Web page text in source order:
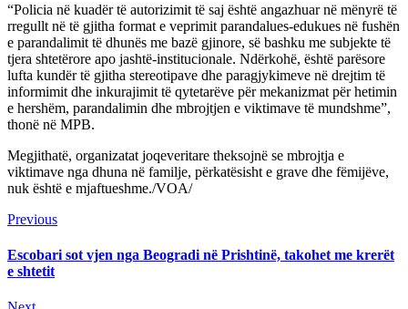
“Policia në kuadër të autorizimit të saj është angazhuar në mënyrë të
rregullt në të gjitha format e veprimit parandalues-edukues në fushën
e parandalimit të dhunës me bazë gjinore, së bashku me subjekte të
tjera shtetërore apo jashtë-institucionale. Ndërkohë, është parësore
lufta kundër të gjitha stereotipave dhe paragjykimeve në drejtim të
informimit dhe inkurajimit të qytetarëve për mekanizmat për hetimin
e hershëm, parandalimin dhe mbrojtjen e viktimave të mundshme”,
thonë në MPB.
Megjithatë, organizatat joqeveritare theksojnë se mbrojtja e
viktimave nga dhuna në familje, përkatësisht e grave dhe fëmijëve,
nuk është e mjaftueshme./VOA/
Continue
Reading
PreviousPrevious
Escobari sot vjen nga Beogradi në Prishtinë, takohet me krerët
e shtetit